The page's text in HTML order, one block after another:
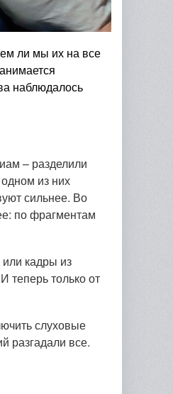
ли мы их на все
наблюдалось
– разделили
из них
сильнее. Во
по фрагментам
или кадры из
теперь только от
слуховые
разгадали все.